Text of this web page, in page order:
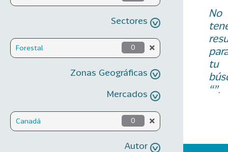
Sectores
Forestal 0
Zonas Geográficas
Mercados
Canadá 0
Autor
No
tu
“”.